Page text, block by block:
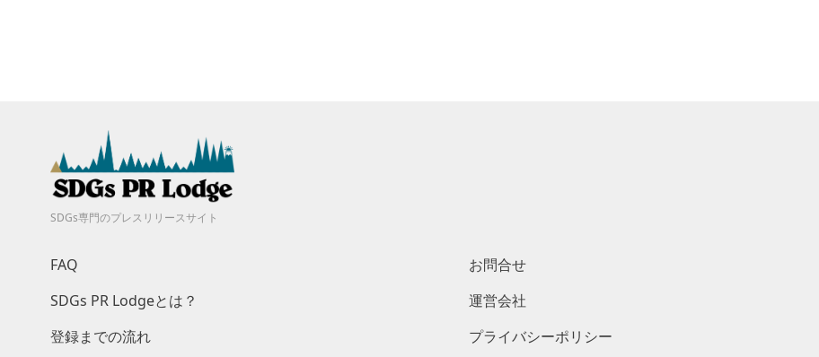
SDGs専門のプレスリリースサイト
FAQ
SDGs PR Lodgeとは？
登録までの流れ
お問合せ
運営会社
プライバシーポリシー